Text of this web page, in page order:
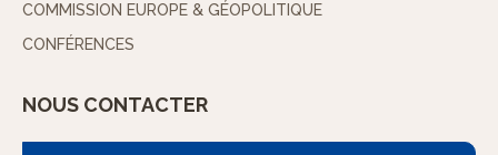
COMMISSION EUROPE & GÉOPOLITIQUE
CONFÉRENCES
NOUS CONTACTER